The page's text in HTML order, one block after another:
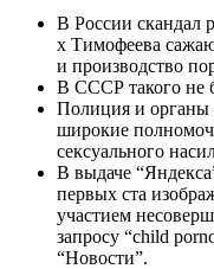
В России скандал
х Тимофеева
и производство
В СССР такого не
Полиция и органы
широкие
сексуального
В выдаче
первых ста
участием
запросу “child
“Новости”.